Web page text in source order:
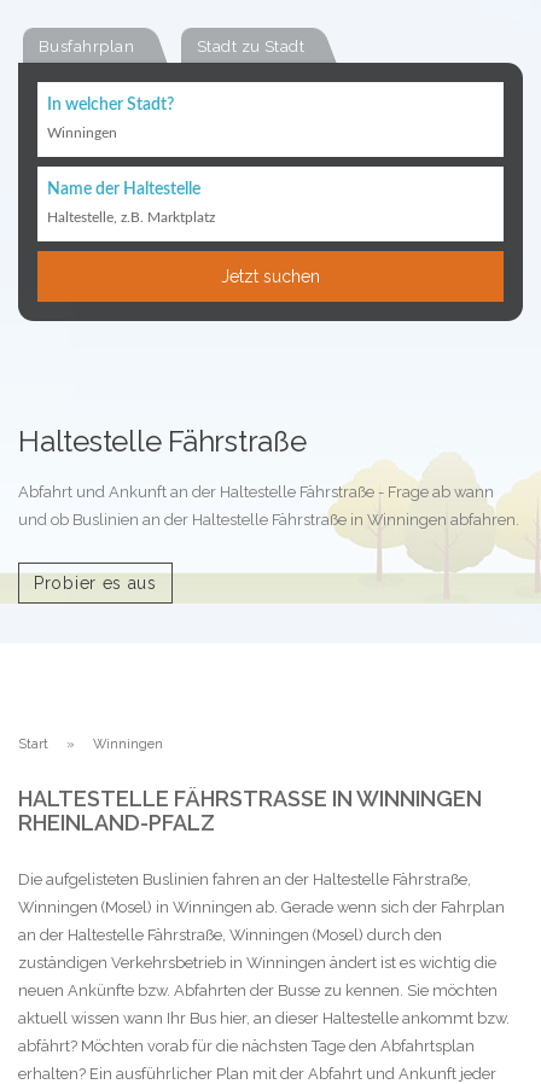
Busfahrplan Stadt zu Stadt
In welcher Stadt?
Winningen
Name der Haltestelle
Haltestelle, z.B. Marktplatz
Jetzt suchen
Haltestelle Fährstraße
Abfahrt und Ankunft an der Haltestelle Fährstraße - Frage ab wann
und ob Buslinien an der Haltestelle Fährstraße in Winningen abfahren.
Probier es aus
Start Winningen
HALTESTELLE FÄHRSTRASSE IN WINNINGEN R
HEINLAND-PFALZ
Die aufgelisteten Buslinien fahren an der Haltestelle Fährstraße,
Winningen (Mosel) in Winningen ab. Gerade wenn sich der Fahrplan
an der Haltestelle Fährstraße, Winningen (Mosel) durch den
zuständigen Verkehrsbetrieb in Winningen ändert ist es wichtig die
neuen Ankünfte bzw. Abfahrten der Busse zu kennen. Sie möchten
aktuell wissen wann Ihr Bus hier, an dieser Haltestelle ankommt bzw.
abfährt? Möchten vorab für die nächsten Tage den Abfahrtsplan
erhalten? Ein ausführlicher Plan mit der Abfahrt und Ankunft jeder